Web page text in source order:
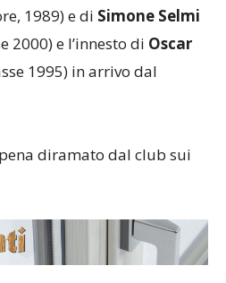
1989) e di Simone Selmi
2000) e l’innesto di Oscar
1995) in arrivo dal
diramato dal club sui